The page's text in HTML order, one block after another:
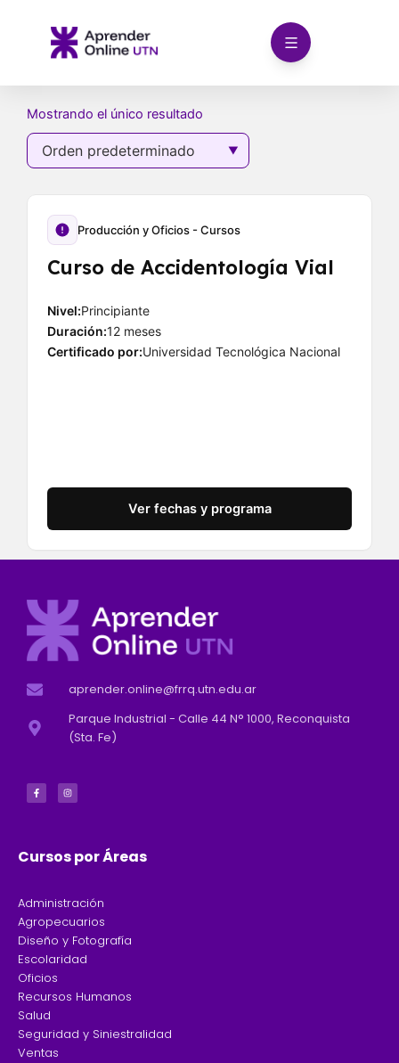
contenido
Mostrando el único resultado
Producción y Oficios - Cursos
Curso de Accidentología Vial
Nivel:Principiante
Duración:12 meses
Certificado por:Universidad Tecnológica Nacional
Ver fechas y programa
aprender.online@frrq.utn.edu.ar
Parque Industrial - Calle 44 N° 1000, Reconquista
(Sta. Fe)
c
e
b
s
t
a
Cursos por Áreas
Administración
Agropecuarios
Diseño y Fotografía
Escolaridad
Oficios
Recursos Humanos
Salud
Seguridad y Siniestralidad
Ventas